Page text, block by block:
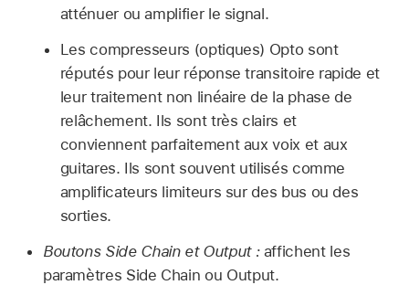
atténuer ou amplifier le signal.
Les compresseurs (optiques) Opto sont
réputés pour leur réponse transitoire rapide et
leur traitement non linéaire de la phase de
relâchement. Ils sont très clairs et
conviennent parfaitement aux voix et aux
guitares. Ils sont souvent utilisés comme
amplificateurs limiteurs sur des bus ou des
sorties.
Boutons Side Chain et Output : affichent les
paramètres Side Chain ou Output.